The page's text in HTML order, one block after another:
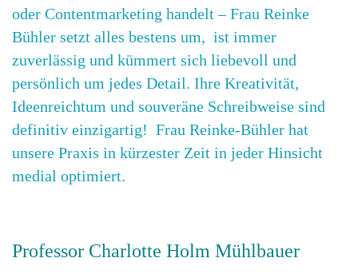
oder Contentmarketing handelt – Frau Reinke
Bühler setzt alles bestens um, ist immer
zuverlässig und kümmert sich liebevoll und
persönlich um jedes Detail. Ihre Kreativität,
Ideenreichtum und souveräne Schreibweise sind
definitiv einzigartig! Frau Reinke-Bühler hat
unsere Praxis in kürzester Zeit in jeder Hinsicht
medial optimiert.
Professor Charlotte Holm Mühlbauer